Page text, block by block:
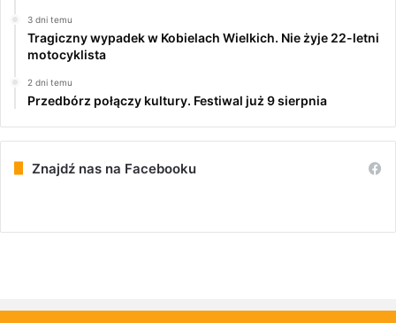
3 dni temu
Tragiczny wypadek w Kobielach Wielkich. Nie żyje 22-letni
motocyklista
2 dni temu
Przedbórz połączy kultury. Festiwal już 9 sierpnia
Znajdź nas na Facebooku